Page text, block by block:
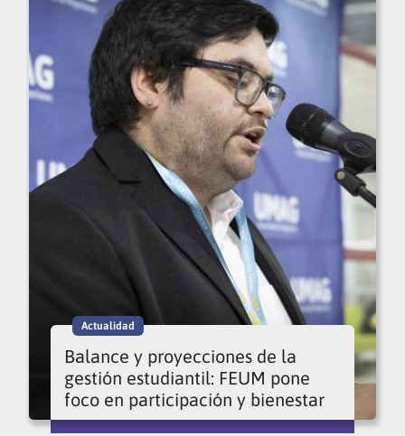
Actualidad
Balance y proyecciones de la
gestión estudiantil: FEUM pone
foco en participación y bienestar